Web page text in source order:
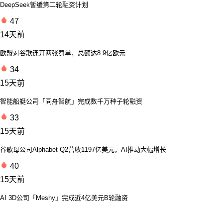
DeepSeek暂缓第二轮融资计划
47
14天前
欧盟对谷歌连开两张罚单，总额达8.9亿欧元
34
15天前
智能船艇公司「同舟智航」完成数千万种子轮融资
33
15天前
谷歌母公司Alphabet Q2营收1197亿美元，AI推动大幅增长
40
15天前
AI 3D公司「Meshy」完成近4亿美元B轮融资